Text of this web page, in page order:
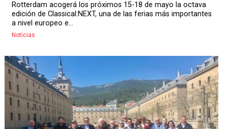
Rotterdam acogerá los próximos 15-18 de mayo la octava
edición de Classical:NEXT, una de las ferias más importantes
a nivel europeo e...
Noticias